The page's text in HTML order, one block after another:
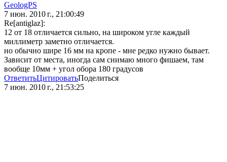
GeologPS
7 июн. 2010 г., 21:00:49
Re[antiglaz]:
12 от 18 отличается сильно, на широком угле каждый
миллиметр заметно отличается.
но обычно шире 16 мм на кропе - мне редко нужно бывает.
Зависит от места, иногда сам снимаю много фишаем, там
вообще 10мм + угол обора 180 градусов
ОтветитьЦитироватьПоделиться
7 июн. 2010 г., 21:53:25